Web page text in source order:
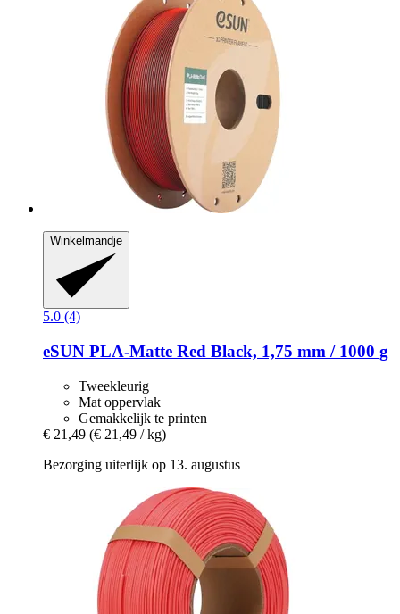
Winkelmandje
5.0 (4)
eSUN PLA-​Matte Red Black, 1,75 mm / 1000 g
Tweekleurig
Mat oppervlak
Gemakkelijk te printen
€ 21,49 (€ 21,49 / kg)
Bezorging uiterlijk op 13. augustus